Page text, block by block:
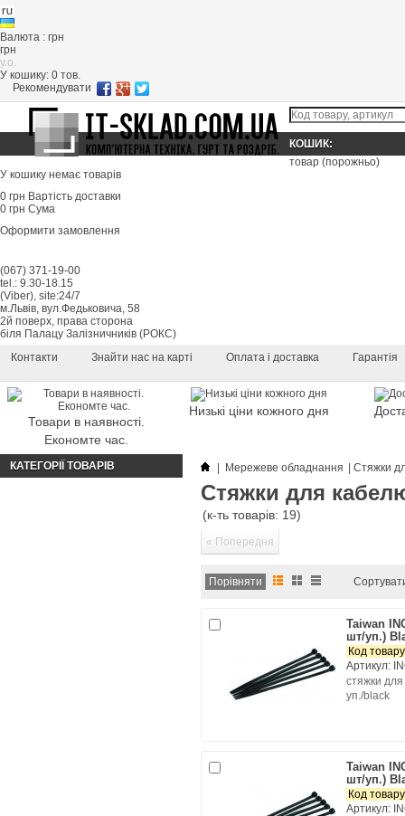
Валюта : грн
грн
y.o.
У кошику: 0 тов.
Рекомендувати
КОШИК:
товар (порожньо)
У кошику немає товарів
0 грн Вартість доставки
0 грн Сума
Оформити замовлення
(067) 371-19-00
tel.: 9.30-18.15
(Viber), site:24/7
м.Львів, вул.Федьковича, 58
2й поверх, права сторона
біля Палацу Залізничників (РОКС)
Контакти
Знайти нас на карті Оплата і доставка Гарантія
Товари в наявності.
Економте час.
Низькі ціни кожного дня
КАТЕГОРІЇ ТОВАРІВ Мережеве обладнання Стяжки
Стяжки для
(к-ть товарів: 19)
« Попередня
Taiwan
шт/уп.)
Код
Артикул:
cтяжки
уп./black
Taiwan
шт/уп.)
Код
Артикул: